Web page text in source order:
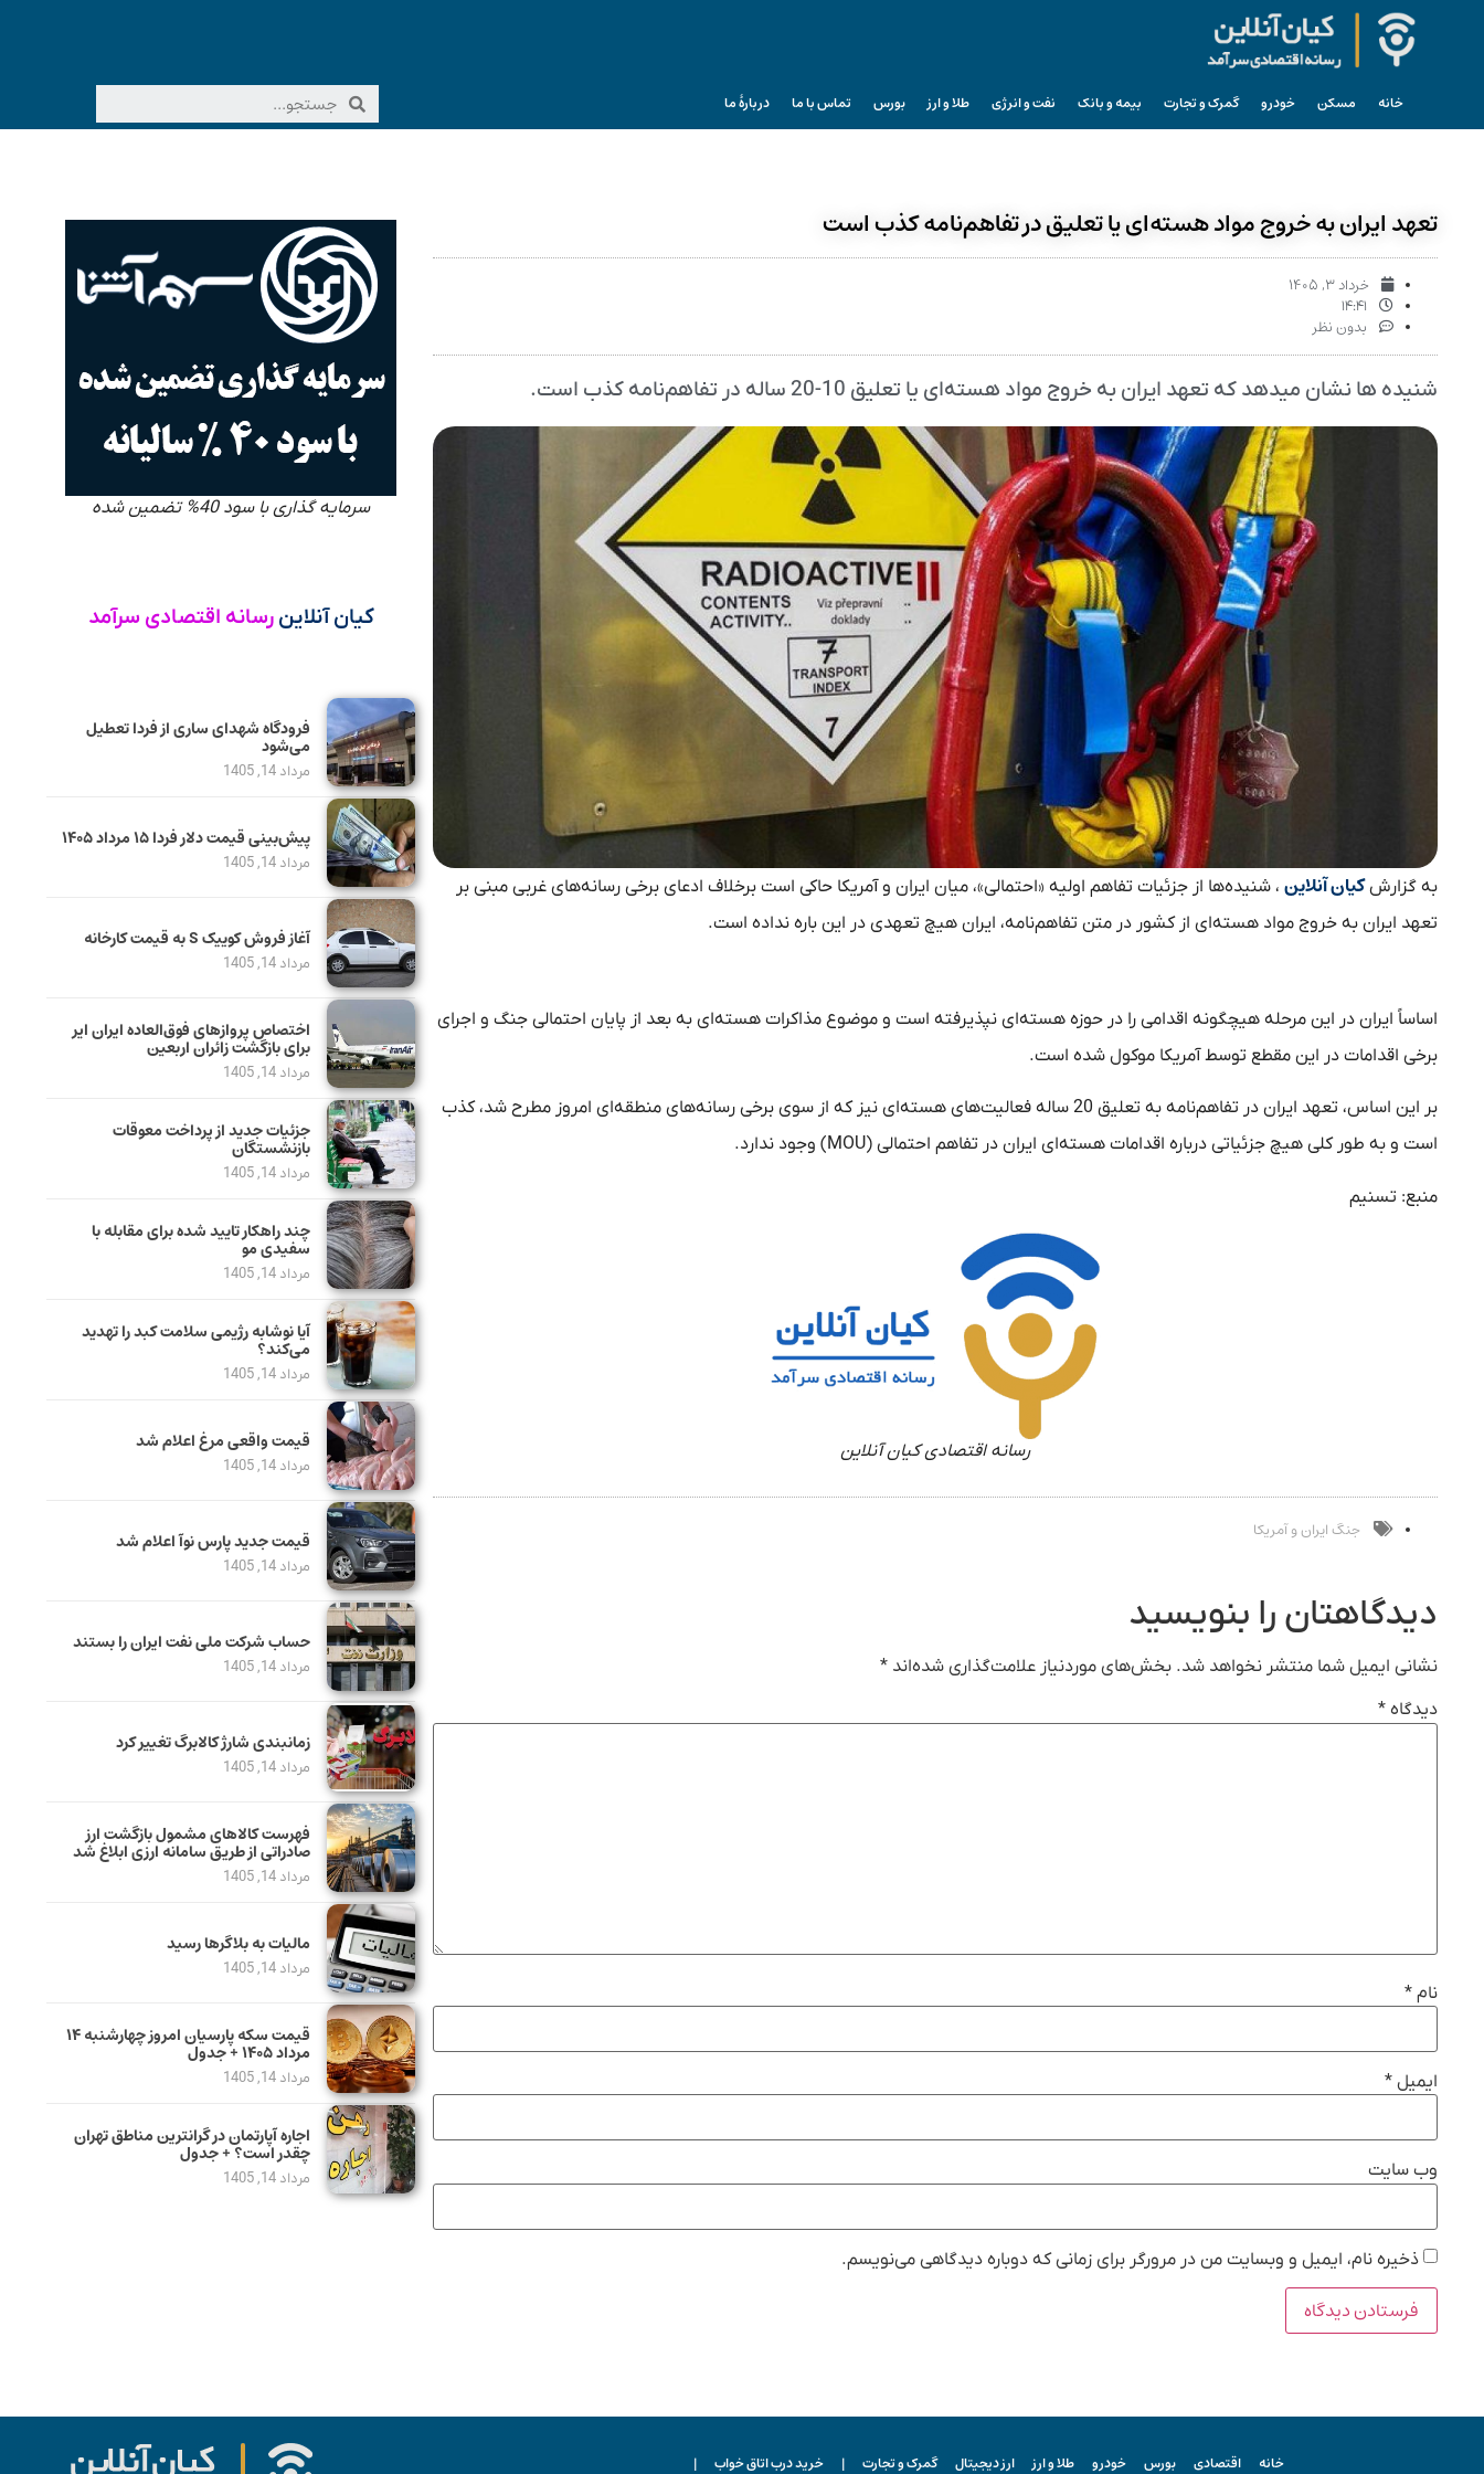
خانه مسکن خودرو گمرک و تجارت بیمه و بانک نفت و انرژی طلا و ارز بورس تماس با ما دربارۀ ما
تعهد ایران به خروج مواد هسته‌ای یا تعلیق در تفاهم‌نامه کذب است
خرداد ۳, ۱۴۰۵
۱۴:۴۱
بدون نظر
شنیده ها نشان میدهد که تعهد ایران به خروج مواد هسته‌ای یا تعلیق 10-20 ساله در تفاهم‌نامه کذب است.
به گزارشکیان آنلاین ، شنیده‌ها از جزئیات تفاهم اولیه «احتمالی»، میان ایران و آمریکا حاکی است برخلاف ادعای برخی رسانه‌های غربی مبنی بر
تعهد ایران به خروج مواد هسته‌ای از کشور در متن تفاهم‌نامه، ایران هیچ تعهدی در این باره نداده است.
اساساً ایران در این مرحله هیچگونه اقدامی را در حوزه هسته‌ای نپذیرفته است و موضوع مذاکرات هسته‌ای به بعد از پایان احتمالی جنگ و اجرای
برخی اقدامات در این مقطع توسط آمریکا موکول شده است.
بر این اساس، تعهد ایران در تفاهم‌نامه به تعلیق 20 ساله فعالیت‌های هسته‌ای نیز که از سوی برخی رسانه‌های منطقه‌ای امروز مطرح شد، کذب
است و به طور کلی هیچ جزئیاتی درباره اقدامات هسته‌ای ایران در تفاهم احتمالی (MOU) وجود ندارد.
منبع: تسنیم
رسانه اقتصادی کیان آنلاین
جنگ ایران و آمریکا
دیدگاهتان را بنویسید
نشانی ایمیل شما منتشر نخواهد شد. بخش‌های موردنیاز علامت‌گذاری شده‌اند *
دیدگاه *
نام *
ایمیل *
وب‌ سایت
ذخیره نام، ایمیل و وبسایت من در مرورگر برای زمانی که دوباره دیدگاهی می‌نویسم.
سرمایه گذاری با سود 40% تضمین شده
کیان آنلاین رسانه اقتصادی سرآمد
فرودگاه شهدای ساری از فردا تعطیل
می‌شود
مرداد 14, 1405
پیش‌بینی قیمت دلار فردا ۱۵ مرداد ۱۴۰۵
مرداد 14, 1405
آغاز فروش کوییک S به قیمت کارخانه
مرداد 14, 1405
اختصاص پروازهای فوق‌العاده ایران ایر
برای بازگشت زائران اربعین
مرداد 14, 1405
جزئیات جدید از پرداخت معوقات
بازنشستگان
مرداد 14, 1405
چند راهکار تایید شده برای مقابله با
سفیدی مو
مرداد 14, 1405
آیا نوشابه رژیمی سلامت کبد را تهدید
می‌کند؟
مرداد 14, 1405
قیمت واقعی مرغ اعلام شد
مرداد 14, 1405
قیمت جدید پارس نوآ اعلام شد
مرداد 14, 1405
حساب‌ شرکت ملی نفت ایران را بستند
مرداد 14, 1405
زمانبندی شارژ کالابرگ تغییر کرد
مرداد 14, 1405
فهرست کالاهای مشمول بازگشت ارز
صادراتی از طریق سامانه ارزی ابلاغ شد
مرداد 14, 1405
مالیات به بلاگرها رسید
مرداد 14, 1405
قیمت سکه پارسیان امروز چهارشنبه ۱۴
مرداد ۱۴۰۵ + جدول
مرداد 14, 1405
اجاره آپارتمان در گرانترین مناطق تهران
چقدر است؟ + جدول
مرداد 14, 1405
خانه اقتصادی بورس خودرو طلا و ارز ارز دیجیتال گمرک و تجارت | خرید درب اتاق خواب |